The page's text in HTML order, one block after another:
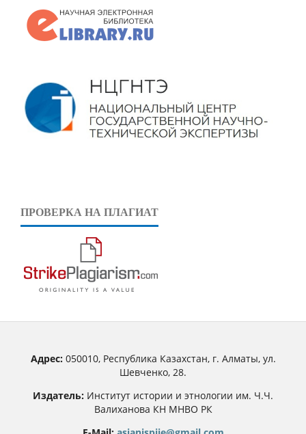
ПРОВЕРКА НА ПЛАГИАТ
Адрес:050010, Республика Казахстан, г. Алматы, ул.
Шевченко, 28.
Издатель: Институт истории и этнологии им. Ч.Ч.
Валиханова КН МНВО РК